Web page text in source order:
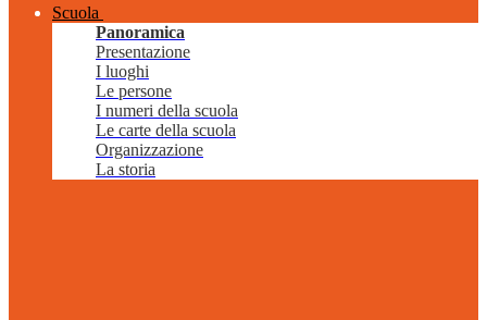
Scuola
Panoramica
Presentazione
I luoghi
Le persone
I numeri della scuola
Le carte della scuola
Organizzazione
La storia